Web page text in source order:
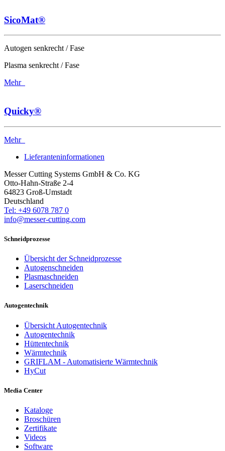
SicoMat®
Autogen senkrecht / Fase
Plasma senkrecht / Fase
Mehr
Quicky®
Mehr
Lieferanteninformationen
Messer Cutting Systems GmbH & Co. KG
Otto-Hahn-Straße 2-4
64823 Groß-Umstadt
Deutschland
Tel: +49 6078 787 0
info@messer-cutting.com
Schneidprozesse
Übersicht der Schneidprozesse
Autogenschneiden
Plasmaschneiden
Laserschneiden
Autogentechnik
Übersicht Autogentechnik
Autogentechnik
Hüttentechnik
Wärmtechnik
GRIFLAM - Automatisierte Wärmtechnik
HyCut
Media Center
Kataloge
Broschüren
Zertifikate
Videos
Software